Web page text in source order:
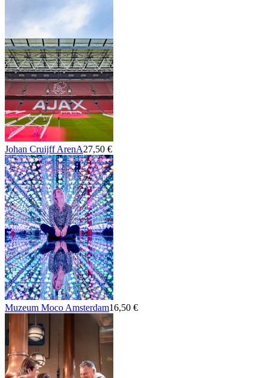
Johan Cruijff ArenA27,50 €
Muzeum Moco Amsterdam16,50 €